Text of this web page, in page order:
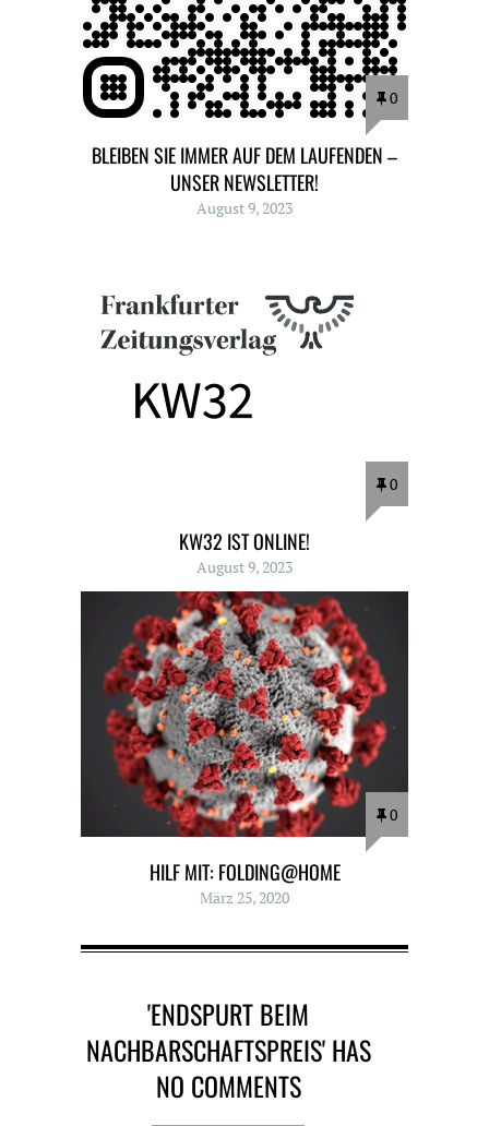
0
BLEIBEN SIE IMMER AUF DEM LAUFENDEN –
UNSER NEWSLETTER!
August 9, 2023
0
KW32 IST ONLINE!
August 9, 2023
0
HILF MIT: FOLDING@HOME
März 25, 2020
'ENDSPURT BEIM
NACHBARSCHAFTSPREIS' HAS
NO COMMENTS